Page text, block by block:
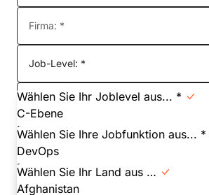
Firma: *
Job-Level: *
Wählen Sie Ihr Joblevel aus... *
C-Ebene
Director
Einzelner Beitragender
Manager
Sonstige
Funktion im Unternehmen: *
Wählen Sie Ihre Jobfunktion aus... *
DevOps
Engineering
Executive
Land: *
Wählen Sie Ihr Land aus …
Afghanistan